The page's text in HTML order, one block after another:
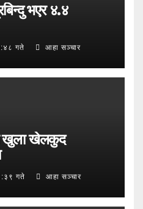
भएर ४.४
गते आहा सञ्चार
खुला खेलकुद
गते आहा सञ्चार